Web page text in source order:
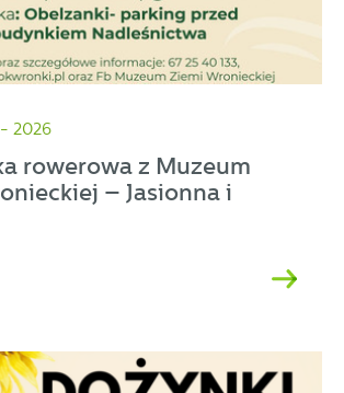
2026
rowerowa z Muzeum
– Jasionna i